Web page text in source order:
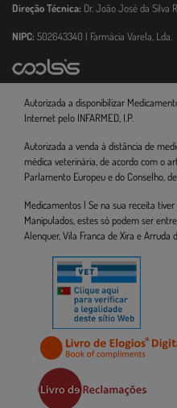
Direção Técnica: Dr. João José da Silva
NIPC: 502643340 | Farmácia Varela, Lda.
Autorizada a disponibilizar
Internet pelo INFARMED, I.P.
Autorizada a venda à distância de
médica veterinária, de acordo com o
Parlamento Europeu e do Conselho,
Medicamentos | Se na sua receita
Manipulados, estes só podem ser
Alenquer, Vila Franca de Xira e Arruda